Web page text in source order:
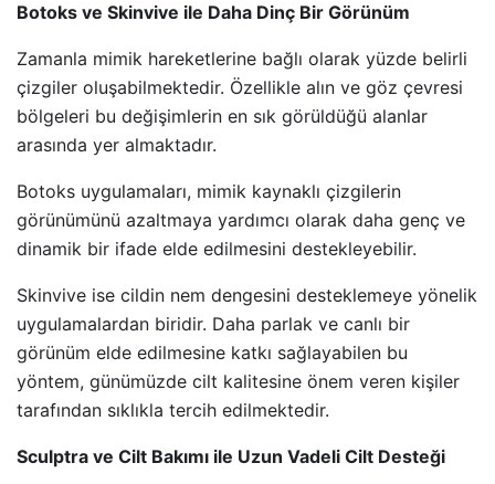
Botoks ve Skinvive ile Daha Dinç Bir Görünüm
Zamanla mimik hareketlerine bağlı olarak yüzde belirli
çizgiler oluşabilmektedir. Özellikle alın ve göz çevresi
bölgeleri bu değişimlerin en sık görüldüğü alanlar
arasında yer almaktadır.
Botoks uygulamaları, mimik kaynaklı çizgilerin
görünümünü azaltmaya yardımcı olarak daha genç ve
dinamik bir ifade elde edilmesini destekleyebilir.
Skinvive ise cildin nem dengesini desteklemeye yönelik
uygulamalardan biridir. Daha parlak ve canlı bir
görünüm elde edilmesine katkı sağlayabilen bu
yöntem, günümüzde cilt kalitesine önem veren kişiler
tarafından sıklıkla tercih edilmektedir.
Sculptra ve Cilt Bakımı ile Uzun Vadeli Cilt Desteği